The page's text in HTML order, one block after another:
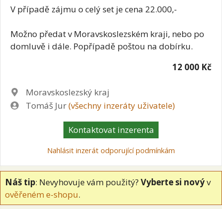
V případě zájmu o celý set je cena 22.000,-
Možno předat v Moravskoslezském kraji, nebo po
domluvě i dále. Popřípadě poštou na dobírku.
12 000 Kč
Lokalita
Moravskoslezský kraj
Zadavatel
Tomáš Jur(všechny inzeráty uživatele)
Kontaktovat inzerenta
Nahlásit inzerát odporující podmínkám
Náš tip: Nevyhovuje vám použitý? Vyberte si novýv
ověřeném e-shopu.